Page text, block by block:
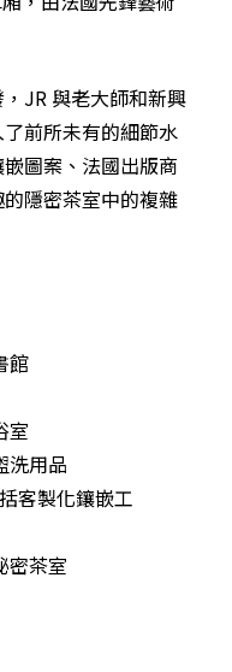
JR 與老大師和新興
前所未有的細節水
圖案、法國出版商
隱密茶室中的複雜
館
室
洗用品
客製化鑲嵌工
密茶室